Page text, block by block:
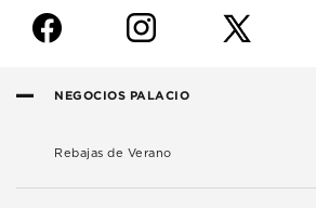
f i
NEGOCIOS PALACIO
Rebajas de Verano